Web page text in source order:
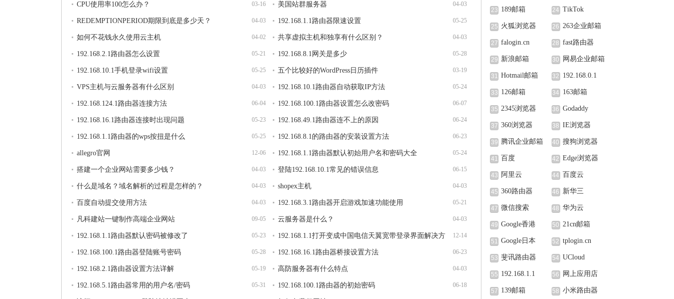
03-16
CPU使用率100怎么办？ 04-03
美国站群服务器
04-03
REDEMPTIONPERIOD期限到底是多少天？ 05-25
192.168.1.1路由器限速设置
04-02
如何不花钱永久使用云主机 04-03
共享虚拟主机和独享有什么区别？
05-21
192.168.2.1路由器怎么设置 05-28
192.168.8.1网关是多少
05-25
192.168.10.1手机登录wifi设置 03-19
五个比较好的WordPress日历插件
04-03
VPS主机与云服务器有什么区别 05-24
192.168.10.1路由器自动获取IP方法
06-04
192.168.124.1路由器连接方法 06-07
192.168.100.1路由器设置怎么改密码
05-23
192.168.16.1路由器连接时出现问题 06-24
192.168.49.1路由器连不上的原因
05-25
192.168.1.1路由器的wps按扭是什么 06-23
192.168.8.1的路由器的安装设置方法
12-06
allegro官网 05-24
192.168.1.1路由器默认初始用户名和密码大全
04-03
搭建一个企业网站需要多少钱？ 06-15
登陆192.168.10.1常见的错误信息
04-03
什么是域名？域名解析的过程是怎样的？ 04-03
shopex主机
04-03
百度自动提交使用方法 05-21
192.168.3.1路由器开启游戏加速功能使用
09-05
凡科建站一键制作高端企业网站 04-03
云服务器是什么？
05-23
192.168.1.1路由器默认密码被修改了 12-14
192.168.1.1打开变成中国电信天翼宽带登录界面解决方
法
05-28
192.168.100.1路由器登陆账号密码 06-23
192.168.16.1路由器桥接设置方法
05-19
192.168.2.1路由器设置方法详解 04-03
高防服务器有什么特点
05-31
192.168.5.1路由器常用的用户名/密码 06-18
192.168.100.1路由器的初始密码
23 189邮箱 24 TikTok
25 火狐浏览器 26 263企业邮箱
27 falogin.cn 28 fast路由器
29 新浪邮箱 30 网易企业邮箱
31 Hotmail邮箱 32 192.168.0.1
33 126邮箱 34 163邮箱
35 2345浏览器 36 Godaddy
37 360浏览器 38 IE浏览器
39 腾讯企业邮箱 40 搜狗浏览器
41 百度 42 Edge浏览器
43 阿里云 44 百度云
45 360路由器 46 新华三
47 微信搜索 48 华为云
49 Google香港 50 21cn邮箱
51 Google日本 52 tplogin.cn
53 斐讯路由器 54 UCloud
55 192.168.1.1 56 网上应用店
57 139邮箱 58 小米路由器